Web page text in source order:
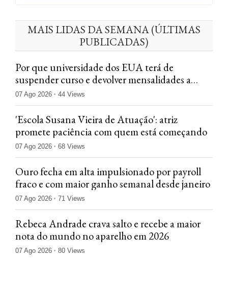
MAIS LIDAS DA SEMANA (ÚLTIMAS
PUBLICADAS)
Por que universidade dos EUA terá de
suspender curso e devolver mensalidades a
brasileiros
07 Ago 2026 44 Views
'Escola Susana Vieira de Atuação': atriz
promete paciência com quem está começando
07 Ago 2026 68 Views
Ouro fecha em alta impulsionado por payroll
fraco e com maior ganho semanal desde janeiro
07 Ago 2026 71 Views
Rebeca Andrade crava salto e recebe a maior
nota do mundo no aparelho em 2026
07 Ago 2026 80 Views